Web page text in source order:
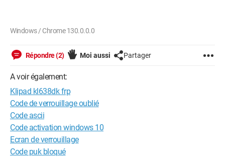
Windows / Chrome 130.0.0.0
Répondre (2) Moi aussi Partager
A voir également:
Klipad kl638dk frp
Code de verrouillage oublié
Code ascii
Code activation windows 10
Ecran de verrouillage
Code puk bloqué